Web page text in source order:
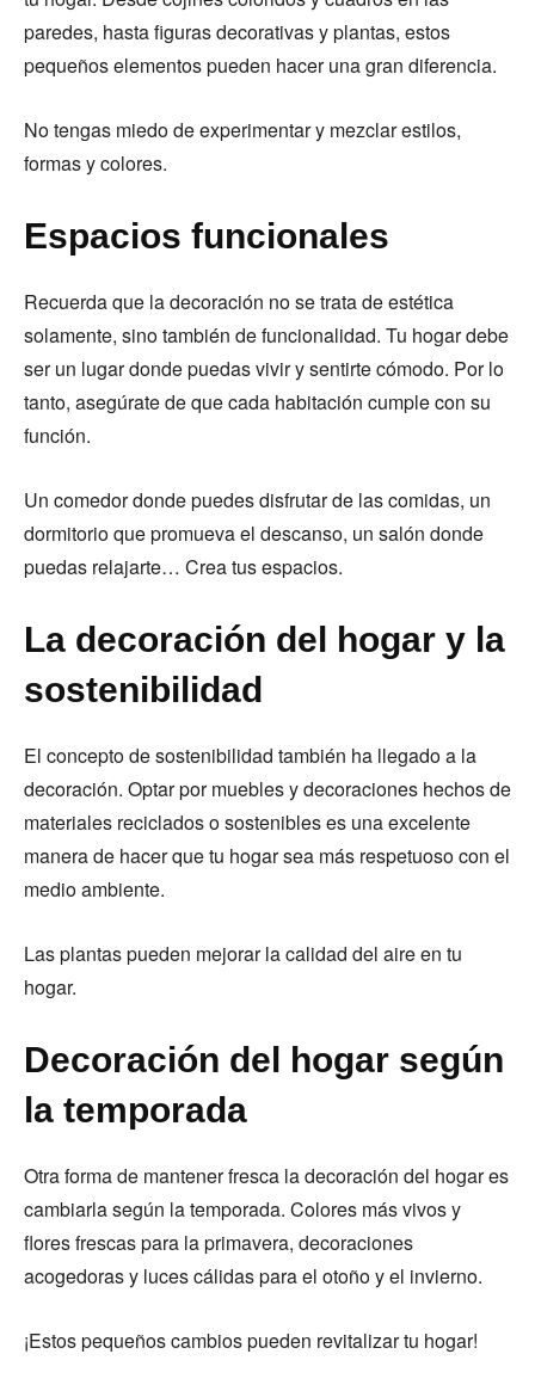
paredes, hasta figuras decorativas y plantas, estos
pequeños elementos pueden hacer una gran diferencia.
No tengas miedo de experimentar y mezclar estilos,
formas y colores.
Espacios funcionales
Recuerda que la decoración no se trata de estética
solamente, sino también de funcionalidad. Tu hogar debe
ser un lugar donde puedas vivir y sentirte cómodo. Por lo
tanto, asegúrate de que cada habitación cumple con su
función.
Un comedor donde puedes disfrutar de las comidas, un
dormitorio que promueva el descanso, un salón donde
puedas relajarte… Crea tus espacios.
La decoración del hogar y la
sostenibilidad
El concepto de sostenibilidad también ha llegado a la
decoración. Optar por muebles y decoraciones hechos de
materiales reciclados o sostenibles es una excelente
manera de hacer que tu hogar sea más respetuoso con el
medio ambiente.
Las plantas pueden mejorar la calidad del aire en tu
hogar.
Decoración del hogar según
la temporada
Otra forma de mantener fresca la decoración del hogar es
cambiarla según la temporada. Colores más vivos y
flores frescas para la primavera, decoraciones
acogedoras y luces cálidas para el otoño y el invierno.
¡Estos pequeños cambios pueden revitalizar tu hogar!